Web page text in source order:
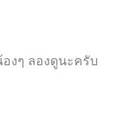
งๆ ลองดูนะครับ